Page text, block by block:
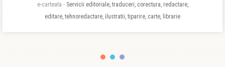
e-carteata - Servicii editoriale, traduceri, corectura, redactare,
editare, tehnoredactare, ilustratii, tiparire, carte, librarie